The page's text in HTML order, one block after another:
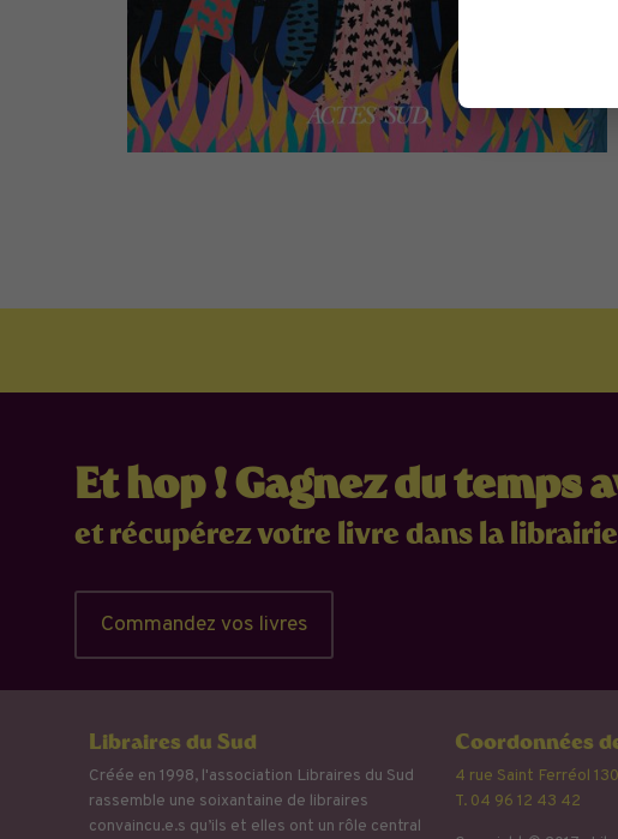
Et hop ! Gagnez du temps
et récupérez votre livre dans la
Commandez vos livres
Libraires du Sud
Créée en 1998, l'association Libraires du Sud
rassemble une soixantaine de libraires
convaincu.e.s qu’ils et elles ont un rôle central
Coordonnées
4 rue Saint Ferréol
T. 04 96 12 43 42